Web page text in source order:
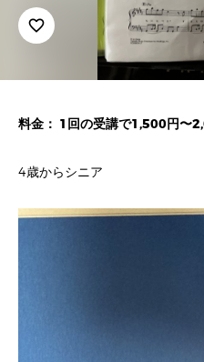
favorite_border
料金： 1回の受講で1,500円〜
4歳からシニア